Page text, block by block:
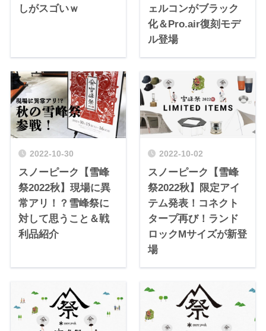
しがスゴいｗ
ェルコンがブラック
化＆Pro.air復刻モデ
ル登場
2022-10-30
スノーピーク【雪峰
祭2022秋】現場に異
常アリ！？雪峰祭に
対して思うこと＆戦
利品紹介
2022-10-02
スノーピーク【雪峰
祭2022秋】限定アイ
テム発表！コネクト
タープ再び！ランド
ロックMサイズが新登
場